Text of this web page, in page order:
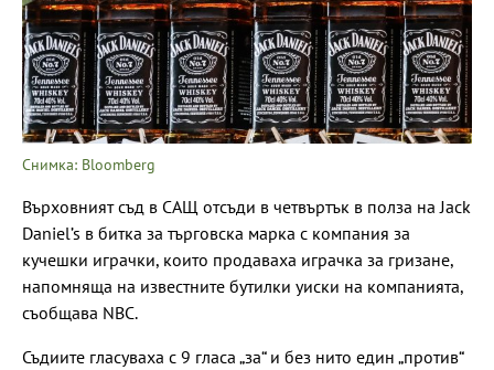
Снимка: Bloomberg
Върховният съд в САЩ отсъди в четвъртък в полза на Jack
Daniel’s в битка за търговска марка с компания за
кучешки играчки, които продаваха играчка за гризане,
напомняща на известните бутилки уиски на компанията,
съобщава NBC.
Съдиите гласуваха с 9 гласа „за“ и без нито един „против“